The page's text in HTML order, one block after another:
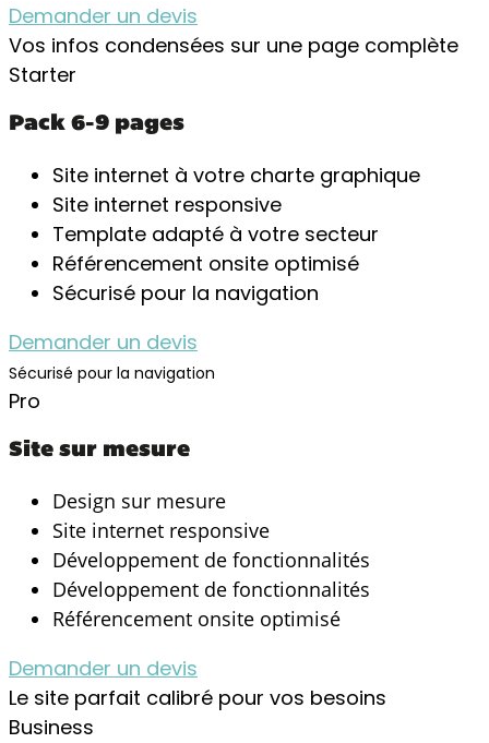
Demander un devis
Vos infos condensées sur une page complète​
Starter
Pack 6-9 pages​
Site internet à votre charte graphique
Site internet responsive
Template adapté à votre secteur
Référencement onsite optimisé
Sécurisé pour la navigation
Demander un devis
Sécurisé pour la navigation
Pro
Site sur mesure
Design sur mesure
Site internet responsive
Développement de fonctionnalités
Développement de fonctionnalités
Référencement onsite optimisé
Demander un devis
Le site parfait calibré pour vos besoins
Business